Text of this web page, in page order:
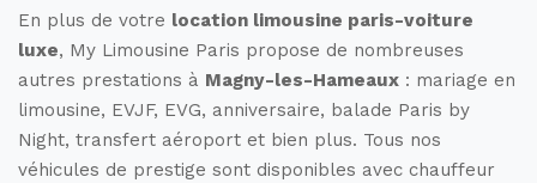
En plus de votre location limousine paris-voiture
luxe, My Limousine Paris propose de nombreuses
autres prestations à Magny-les-Hameaux : mariage en
limousine, EVJF, EVG, anniversaire, balade Paris by
Night, transfert aéroport et bien plus. Tous nos
véhicules de prestige sont disponibles avec chauffeur